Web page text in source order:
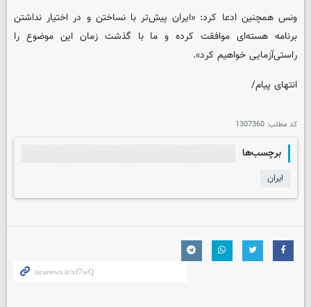
ونس همچنین ادعا کرد: «ایران پیش‌تر با نساختن و در اختیار نداشتن
برنامه هسته‌ای موافقت کرده و ما با گذشت زمان این موضوع را
راستی‌آزمایی خواهیم کرد».
انتهای پیام/
کد مطلب: 1307360
برچسب‌ها
ایران